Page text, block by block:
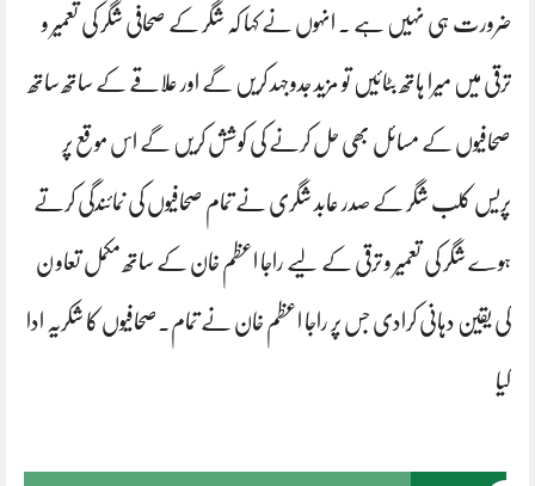
ضرورت ہی نہیں ہے ۔ انہوں نے کہا کہ شگر کے صحافی شگر کی تعمیر و
ترقی میں میرا ہاتھ بٹائیں تو مزید جدوجہد کریں گے اور علاقے کے ساتھ ساتھ
صحافیوں کے مسائل بھی حل کرنے کی کوشش کریں گے اس موقع پر
پریس کلب شگر کے صدر عابد شگری نے تمام صحافیوں کی نمائندگی کرتے
ہوے شگر کی تعمیر و ترقی کے لیے راجا اعظم خان کے ساتھ مکمل تعاو ن
کی یقین دہانی کرادی جس پر راجا اعظم خان نے تمام۔صحافیوں کا شکریہ ادا
کیا